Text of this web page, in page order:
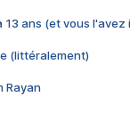
13 ans (et vous l'avez
(littéralement)
Rayan